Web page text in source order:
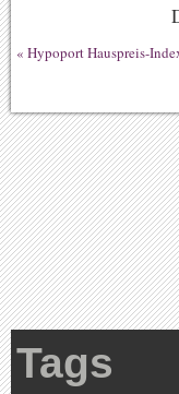
« Hypoport Hauspreis-
Tags